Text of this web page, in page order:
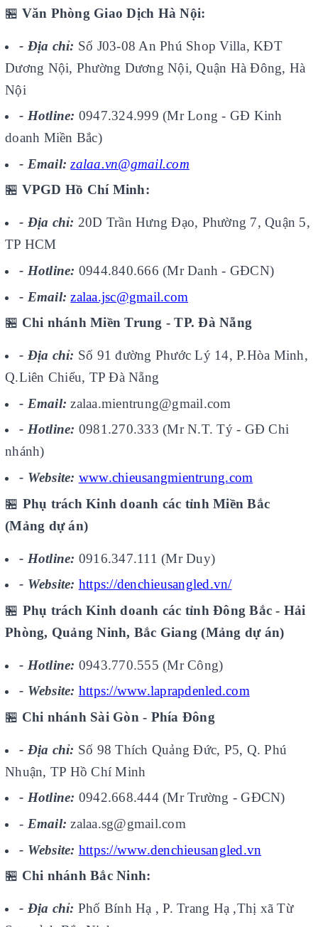
🏪 Văn Phòng Giao Dịch Hà Nội:
- Địa chỉ: Số J03-08 An Phú Shop Villa, KĐT
Dương Nội, Phường Dương Nội, Quận Hà Đông, Hà
Nội
- Hotline: 0947.324.999 (Mr Long - GĐ Kinh
doanh Miền Bắc)
- Email: zalaa.vn@gmail.com
🏪 VPGD Hồ Chí Minh:
- Địa chỉ: 20D Trần Hưng Đạo, Phường 7, Quận 5,
TP HCM
- Hotline: 0944.840.666 (Mr Danh - GĐCN)
- Email: zalaa.jsc@gmail.com
🏪 Chi nhánh Miền Trung - TP. Đà Nẵng
- Địa chỉ: Số 91 đường Phước Lý 14, P.Hòa Minh,
Q.Liên Chiểu, TP Đà Nẵng
- Email: zalaa.mientrung@gmail.com
- Hotline: 0981.270.333 (Mr N.T. Tý - GĐ Chi
nhánh)
- Website: www.chieusangmientrung.com
🏪 Phụ trách Kinh doanh các tỉnh Miền Bắc
(Mảng dự án)
- Hotline: 0916.347.111 (Mr Duy)
- Website: https://denchieusangled.vn/
🏪 Phụ trách Kinh doanh các tỉnh Đông Bắc - Hải
Phòng, Quảng Ninh, Bắc Giang (Mảng dự án)
- Hotline: 0943.770.555 (Mr Công)
- Website: https://www.laprapdenled.com
🏪 Chi nhánh Sài Gòn - Phía Đông
- Địa chỉ: Số 98 Thích Quảng Đức, P5, Q. Phú
Nhuận, TP Hồ Chí Minh
- Hotline: 0942.668.444 (Mr Trường - GĐCN)
- Email: zalaa.sg@gmail.com
- Website: https://www.denchieusangled.vn
🏪 Chi nhánh Bắc Ninh:
- Địa chỉ: Phố Bính Hạ , P. Trang Hạ ,Thị xã Từ